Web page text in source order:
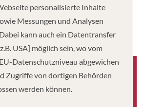
AURA
Baujahr
personalisierte Inhalte
Messungen und Analysen
kann auch ein Datentransfer
USA] möglich sein, wo vom
Datenschutzniveau abgewichen
Zugriffe von dortigen Behörden
werden können.